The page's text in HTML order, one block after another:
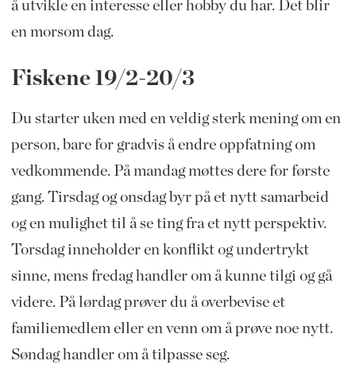
å utvikle en interesse eller hobby du har. Det blir
en morsom dag.
Fiskene 19/2-20/3
Du starter uken med en veldig sterk mening om en
person, bare for gradvis å endre oppfatning om
vedkommende. På mandag møttes dere for første
gang. Tirsdag og onsdag byr på et nytt samarbeid
og en mulighet til å se ting fra et nytt perspektiv.
Torsdag inneholder en konflikt og undertrykt
sinne, mens fredag handler om å kunne tilgi og gå
videre. På lørdag prøver du å overbevise et
familiemedlem eller en venn om å prøve noe nytt.
Søndag handler om å tilpasse seg.